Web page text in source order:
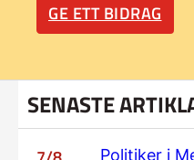
GE ETT BIDRAG
SENASTE
Politiker i